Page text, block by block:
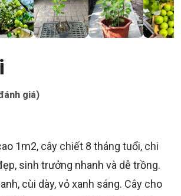
giá)
1m2, cây chiết 8 tháng tuổi, chi
sinh trưởng nhanh và dễ trồng.
cùi dày, vỏ xanh sáng. Cây cho